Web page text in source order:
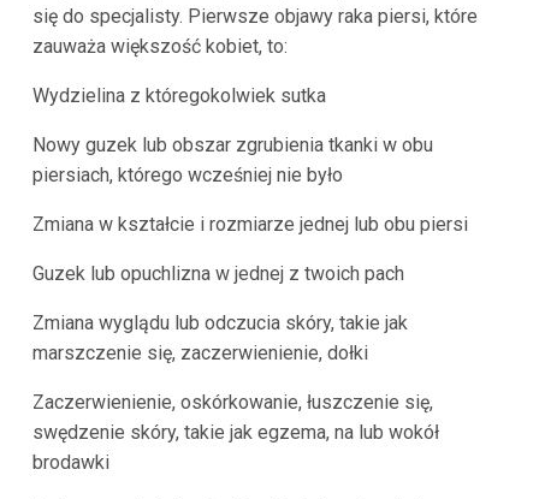
się do specjalisty. Pierwsze objawy raka piersi, które
zauważa większość kobiet, to:
Wydzielina z któregokolwiek sutka
Nowy guzek lub obszar zgrubienia tkanki w obu
piersiach, którego wcześniej nie było
Zmiana w kształcie i rozmiarze jednej lub obu piersi
Guzek lub opuchlizna w jednej z twoich pach
Zmiana wyglądu lub odczucia skóry, takie jak
marszczenie się, zaczerwienienie, dołki
Zaczerwienienie, oskórkowanie, łuszczenie się,
swędzenie skóry, takie jak egzema, na lub wokół
brodawki